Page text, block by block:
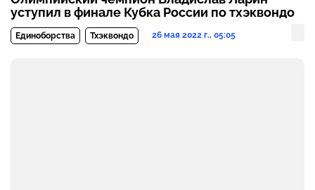
уступил в финале Кубка России по тхэквондо
Единоборства Тхэквондо 26 мая 2022 г., 05:05